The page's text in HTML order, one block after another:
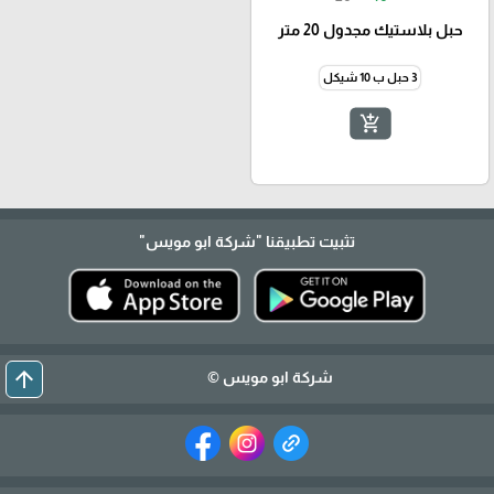
حبل بلاستيك مجدول 20 متر
3 حبل ب 10 شيكل
add_shopping_cart
تثبيت تطبيقنا "شركة ابو مويس"
شركة ابو مويس © arrow_upward